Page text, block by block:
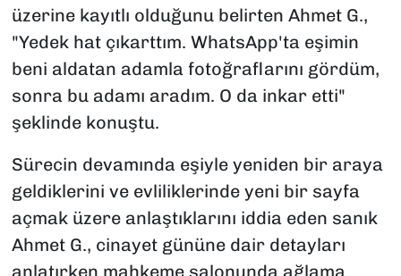
üzerine kayıtlı olduğunu belirten Ahmet G.,
"Yedek hat çıkarttım. WhatsApp'ta eşimin
beni aldatan adamla fotoğraflarını gördüm,
sonra bu adamı aradım. O da inkar etti"
şeklinde konuştu.
Sürecin devamında eşiyle yeniden bir araya
geldiklerini ve evliliklerinde yeni bir sayfa
açmak üzere anlaştıklarını iddia eden sanık
Ahmet G., cinayet gününe dair detayları
anlatırken mahkeme salonunda ağlama